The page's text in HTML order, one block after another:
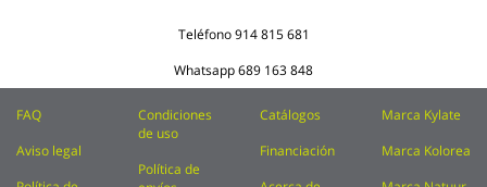
Teléfono914 815 681
Whatsapp689 163 848
FAQ
Aviso legal
Condiciones
de uso
Política de
Catálogos
Financiación
Marca Kylate
Marca Kolorea